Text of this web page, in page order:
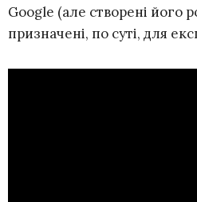
Google (але створені його
призначені, по суті, для